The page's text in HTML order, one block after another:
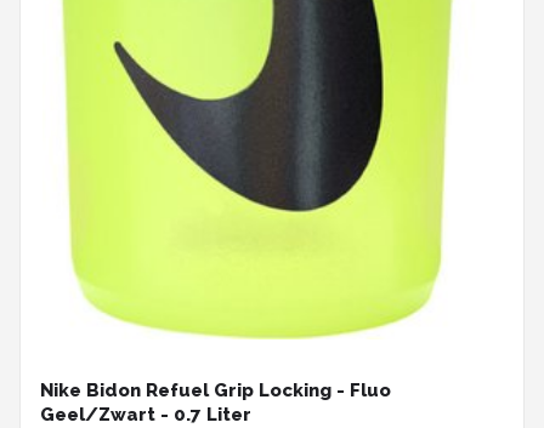
Nike Bidon Refuel Grip Locking - Fluo
Geel/Zwart - 0.7 Liter